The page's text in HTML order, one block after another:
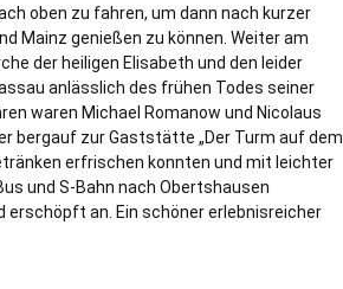
oben zu fahren, um dann nach kurzer
Mainz genießen zu können. Weiter am
der heiligen Elisabeth und den leider
anlässlich des frühen Todes seiner
waren Michael Romanow und Nicolaus
bergauf zur Gaststätte „Der Turm auf dem
erfrischen konnten und mit leichter
und S-Bahn nach Obertshausen
erschöpft an. Ein schöner erlebnisreicher